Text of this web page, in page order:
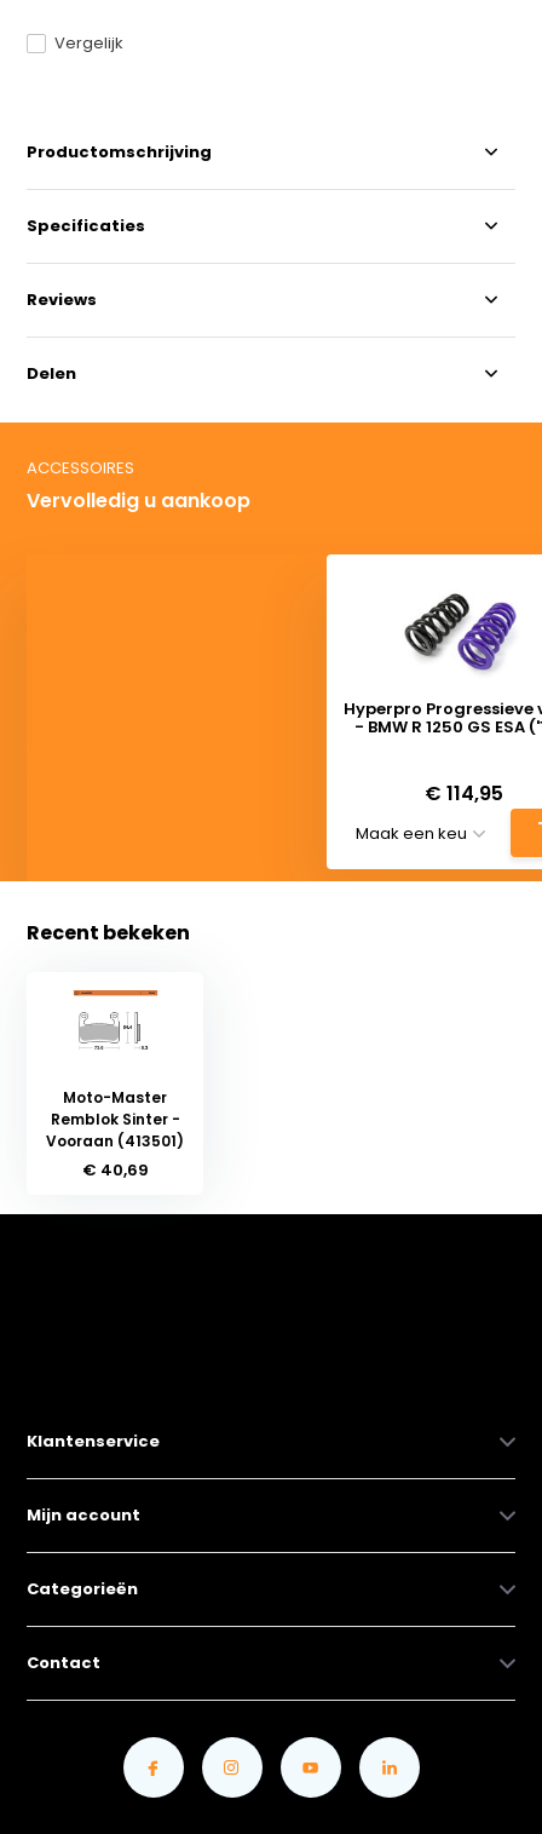
Vergelijk
Productomschrijving
Specificaties
Reviews
Delen
ACCESSOIRES
Vervolledig u aankoop
Hyperpro Progressieve
- BMW R 1250 GS ESA
€ 114,95
Recent bekeken
Moto-Master
Remblok Sinter -
Vooraan (413501)
€ 40,69
Klantenservice
Mijn account
Categorieën
Contact